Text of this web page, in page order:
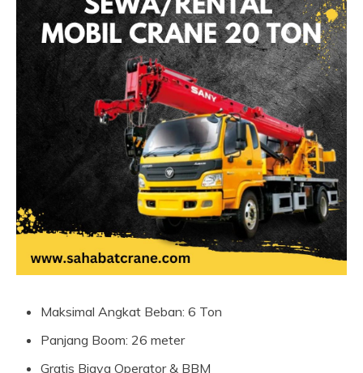
Maksimal Angkat Beban: 6 Ton
Panjang Boom: 26 meter
Gratis Biaya Operator & BBM